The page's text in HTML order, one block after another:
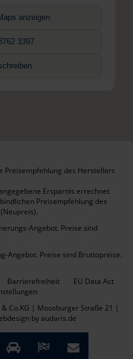
anzeigen
3397
Preisempfehlung des Herstellers
Ersparnis errechnet
Preisempfehlung des
Angebot. Preise sind
Angebot. Preise sind Bruttopreise.
Barrierefreiheit
EU Data Act
Co.KG | Moosburger Straße 21 |
by audaris.de